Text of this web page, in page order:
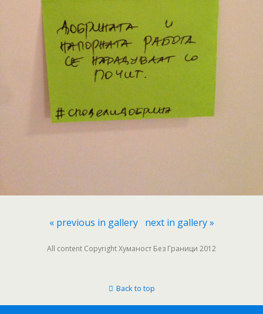
« previous in gallery next in gallery »
All content Copyright Хуманост Без Граници 2012
Back to top